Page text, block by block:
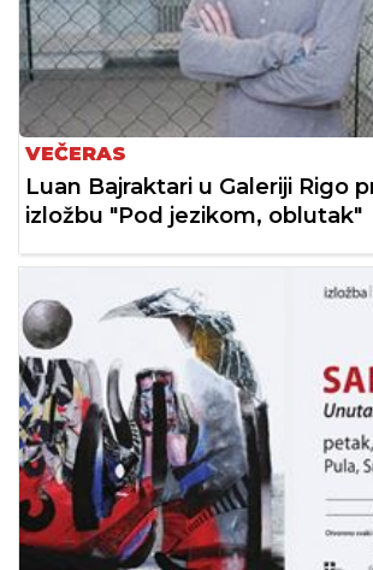
VEČERAS
Luan Bajraktari u Galeriji Rigo
izložbu "Pod jezikom, oblutak"